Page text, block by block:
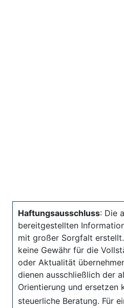
Haftungsausschluss: Die
bereitgestellten
mit großer Sorgfalt
keine Gewähr für die
oder Aktualität
dienen ausschließlich der
Orientierung und ersetzen
steuerliche Beratung. Für